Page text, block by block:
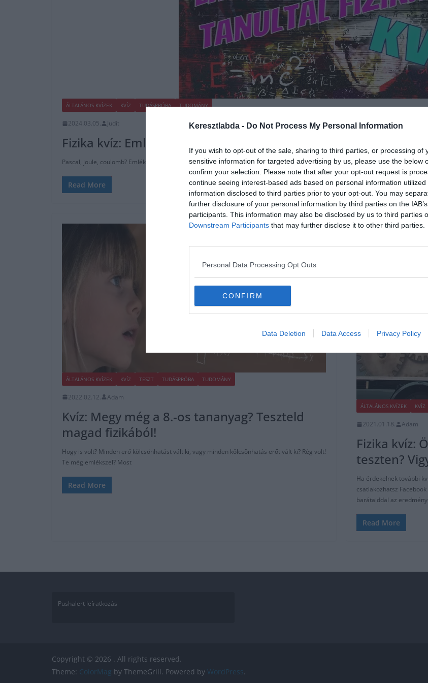
Keresztlabda - Do Not Process My Personal Information
If you wish to opt-out of the sale, sharing to third parties, or processing of
sensitive information for targeted advertising by us, please use the below
confirm your selection. Please note that after your opt-out request is
continue seeing interest-based ads based on personal information
information disclosed to third parties prior to your opt-out. You may
further disclosure of your personal information by third parties on the
participants. This information may also be disclosed by us to third parties
Downstream Participants that may further disclose it to other third parties.
Personal Data Processing Opt Outs
CONFIRM
Data Deletion Data Access Privacy Policy
ÁLTALÁNOS KVÍZEK KVÍZ TUDÁSPRÓBA TUDOMÁNY
2024.03.05. Judit
Fizika kvíz: Emlékszel még mit tanultál az iskolában a
Pascal, joule, coulomb? Emlékszel még a mértékegységek elnevezésére fizikából? Kvízünkben most letesztelheted mennyire
Read More
ÁLTALÁNOS KVÍZEK KVÍZ TESZT TUDÁSPRÓBA TUDOMÁNY
2022.02.12. Adam
Kvíz: Megy még a 8.-os tananyag? Teszteld
magad fizikából!
Hogy is volt? Minden erő kölcsönhatást vált ki, vagy minden kölcsönhatás erőt vált ki? Rég volt!
Te még emlékszel? Most
Read More
ÁLTALÁNOS KVÍZEK KVÍZ
2021.01.18. Adam
Fizika kvíz:
teszten?
Ha érdekelnek további
csatlakozhatsz
barátaiddal az
Read More
Pushalert leíratkozás
Copyright © 2026 . All rights reserved.
Theme: ColorMag by ThemeGrill. Powered by WordPress.